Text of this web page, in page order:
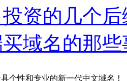
资的几个后
域名的那些
个性和专业的新一代中文域名！